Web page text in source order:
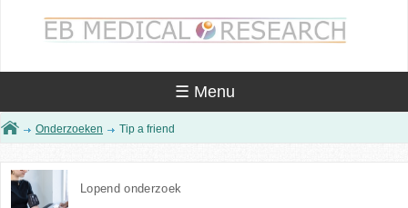
main
content
☰ Menu
You are here
Onderzoeken Tip a friend
Lopend onderzoek